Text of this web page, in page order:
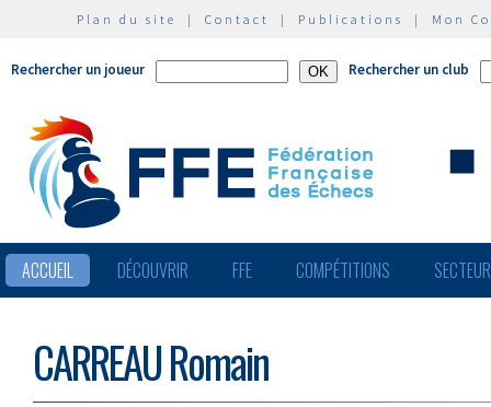
Plan du site | Contact | Publications | Mon
Rechercher un joueur Rechercher un club
ACCUEIL DÉCOUVRIR FFE COMPÉTITIONS
CARREAU Romain